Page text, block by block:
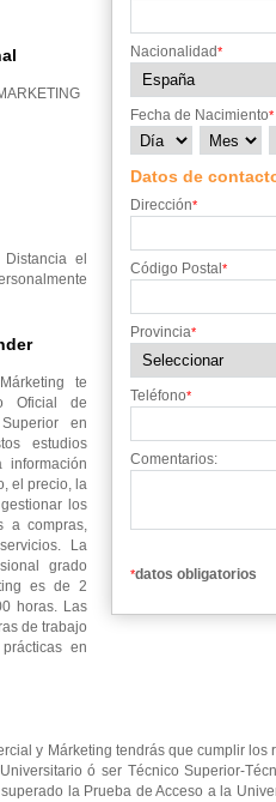
Nacionalidad*
Fecha de Nacimiento*
Datos de
Dirección*
Código Postal *
Provincia*
Teléfono*
Comentarios:
*datos obligatorios
el
te
Oficial de
en
estudios
el precio, la
los
a compras,
La
grado
es de 2
horas. Las
de trabajo
en
y Márketing tendrás que cumplir
ó ser Técnico Superior-
la Prueba de Acceso a la